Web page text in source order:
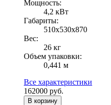
Мощность:
4,2 кВт
Габариты:
510х530х870
Вес:
26 кг
Объем упаковки:
0,441 м
Все характеристики
162000 руб.
В корзину